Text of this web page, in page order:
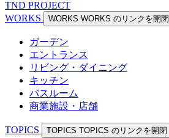
TND PROJECT
WORKS
WORKS WORKS のリンクを開閉
ガーデン
エントランス
リビング・ダイニング
キッチン
バスルーム
商業施設・店舗
TOPICS TOPICS TOPICS のリンクを開閉